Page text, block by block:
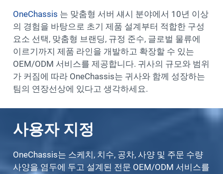
OneChassis 는 맞춤형 서버 섀시 분야에서 10년 이상
의 경험을 바탕으로 초기 제품 설계부터 적합한 구성
요소 선택, 맞춤형 브랜딩, 규정 준수, 글로벌 물류에
이르기까지 제품 라인을 개발하고 확장할 수 있는
OEM/ODM 서비스를 제공합니다. 귀사의 규모와 범위
가 커짐에 따라 OneChassis는 귀사와 함께 성장하는
팀의 연장선상에 있다고 생각하세요.
사용자 지정
OneChassis는 스케치, 치수, 공차, 사양 및 주문 수량
사양을 염두에 두고 설계된 전문 OEM/ODM 서비스를